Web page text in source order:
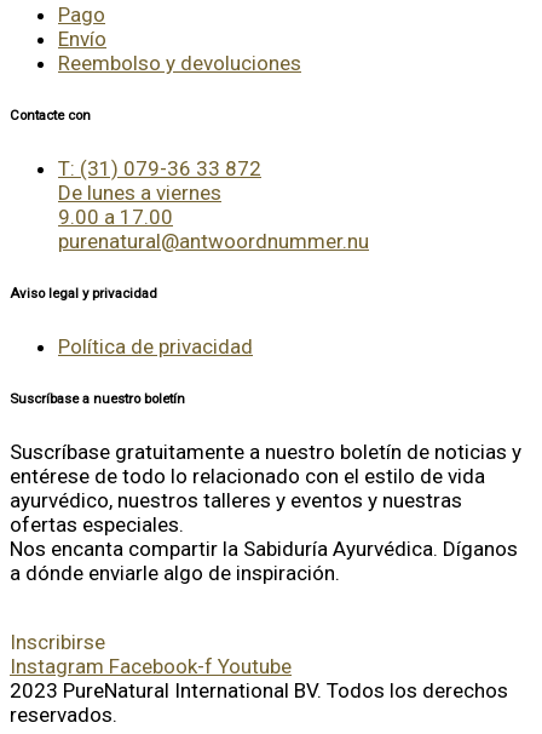
Pago
Envío
Reembolso y devoluciones
Contacte con
T: (31) 079-36 33 872
De lunes a viernes
9.00 a 17.00
purenatural@antwoordnummer.nu
Aviso legal y privacidad
Política de privacidad
Suscríbase a nuestro boletín
Suscríbase gratuitamente a nuestro boletín de noticias y
entérese de todo lo relacionado con el estilo de vida
ayurvédico, nuestros talleres y eventos y nuestras
ofertas especiales.
Nos encanta compartir la Sabiduría Ayurvédica. Díganos
a dónde enviarle algo de inspiración.
Inscribirse
Instagram Facebook-f Youtube
2023 PureNatural International BV. Todos los derechos
reservados.